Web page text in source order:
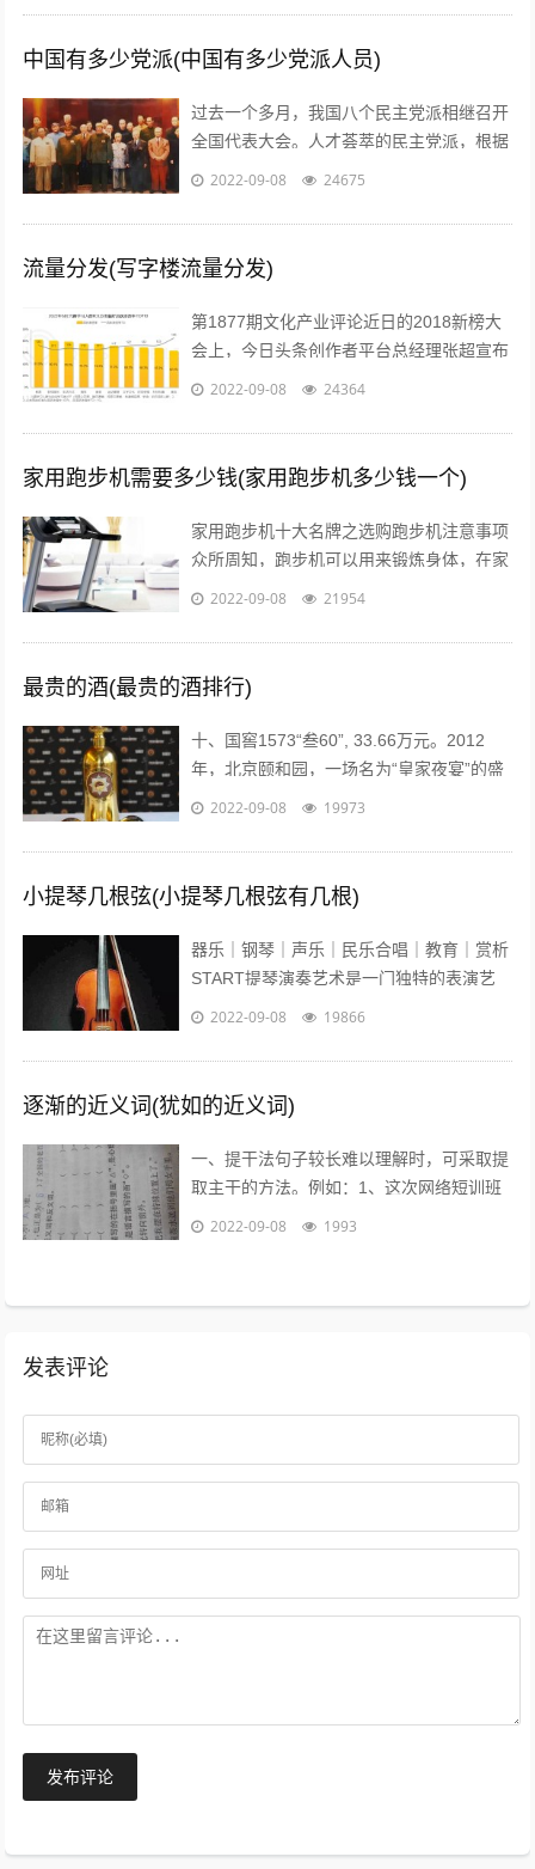
中国有多少党派(中国有多少党派人员)
过去一个多月，我国八个民主党派相继召开
全国代表大会。人才荟萃的民主党派，根据
历史传统各有特色、成员界别也各具特点。
2022-09-08 24675
流量分发(写字楼流量分发)
第1877期文化产业评论近日的2018新榜大
会上，今日头条创作者平台总经理张超宣布
头条号平台将全面升级。升级后，平台将支
2022-09-08 24364
家用跑步机需要多少钱(家用跑步机多少钱一个)
家用跑步机十大名牌之选购跑步机注意事项
众所周知，跑步机可以用来锻炼身体，在家
配置跑步机的明星也不少。近日，张继科的
2022-09-08 21954
最贵的酒(最贵的酒排行)
十、国窖1573“叁60”, 33.66万元。2012
年，北京颐和园，一场名为“皇家夜宴”的盛
宴举行。中国高端奢侈白酒品牌——国窖
2022-09-08 19973
小提琴几根弦(小提琴几根弦有几根)
器乐｜钢琴｜声乐｜民乐合唱｜教育｜赏析
START提琴演奏艺术是一门独特的表演艺
术，它的音色轻盈悦耳、沁人心脾、它宛如
2022-09-08 19866
逐渐的近义词(犹如的近义词)
一、提干法句子较长难以理解时，可采取提
取主干的方法。例如：1、这次网络短训班
的学员，除北大本校人员外，还有来自清华
2022-09-08 1993
发表评论
发布评论